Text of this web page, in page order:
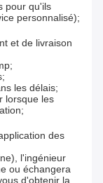
pour qu'ils
personnalisé);
et de livraison
les délais;
lorsque les
des
l'ingénieur
ou échangera
d'obtenir la